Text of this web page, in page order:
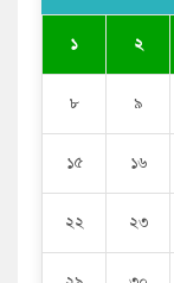
১ ২
৮ ৯
১৫ ১৬
২২ ২৩